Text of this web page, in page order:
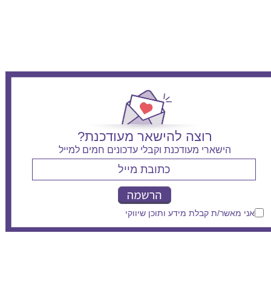
רוצה להישאר מעודכנת?
הישארי מעודכנת וקבלי עדכונים חמים למייל
אני מאשר/ת קבלת מידע ותוכן שיווקי